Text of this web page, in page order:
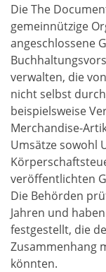
Die The
gemeinnützige
angeschlossene
verwalten, die
nicht selbst
beispielsweise
Merchandise-
Umsätze sowohl
veröffentlichten
Die Behörden
Jahren und
festgestellt, die
Zusammenhang
könnten.